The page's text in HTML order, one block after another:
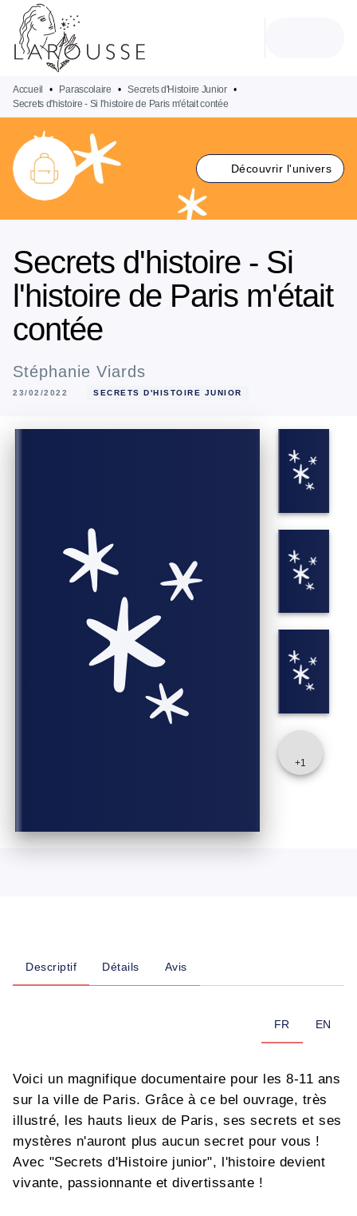
MENU
PIED DE PAGE
Accueil • Parascolaire • Secrets d'Histoire Junior •
Secrets d'histoire - Si l'histoire de Paris m'était contée
Découvrir l'univers
Secrets d'histoire - Si
l'histoire de Paris m'était
contée
Stéphanie Viards
23/02/2022 SECRETS D'HISTOIRE JUNIOR
+1
Descriptif Détails Avis
FR EN
Voici un magnifique documentaire pour les 8-11 ans
sur la ville de Paris. Grâce à ce bel ouvrage, très
illustré, les hauts lieux de Paris, ses secrets et ses
mystères n'auront plus aucun secret pour vous !
Avec "Secrets d'Histoire junior", l'histoire devient
vivante, passionnante et divertissante !